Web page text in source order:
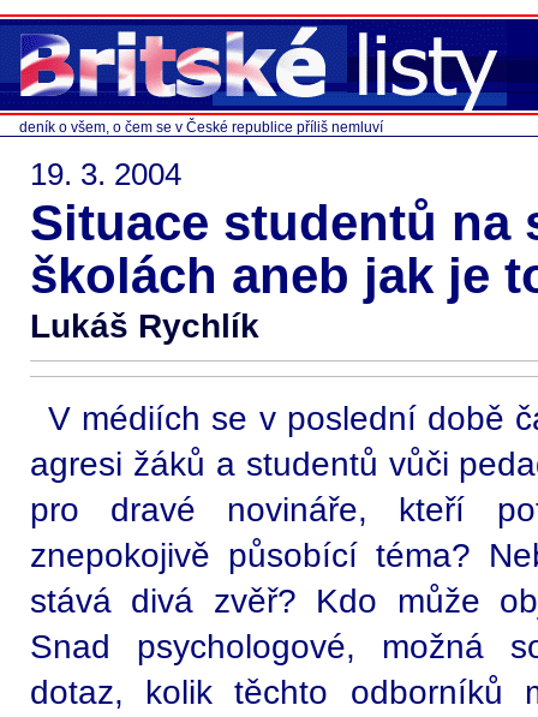
deník o všem, o čem se v České republice příliš nemluví
19. 3. 2004
Situace studentů na
školách aneb jak je
Lukáš Rychlík
V médiích se v poslední době
agresi žáků a studentů vůči
pro dravé novináře, kteří
znepokojivě působící téma?
stává divá zvěř? Kdo může
Snad psychologové, možná
dotaz, kolik těchto odborníků